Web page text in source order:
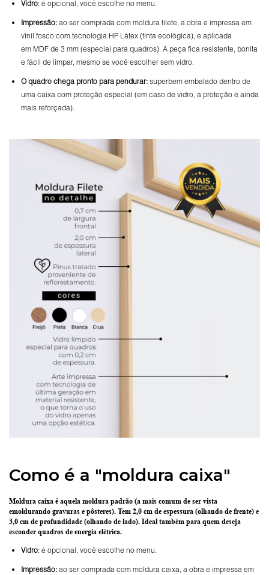
Vidro: é opcional, você escolhe no menu.
Impressão: ao ser comprada com moldura filete, a obra é impressa em
vinil fosco com tecnologia HP Látex (tinta ecológica), e aplicada
em MDF de 3 mm (especial para quadros). A peça fica resistente, bonita
e fácil de limpar, mesmo se você escolher sem vidro.
Oquadro chega pronto para pendurar: superbem embalado dentro de
uma caixa com proteção especial (em caso de vidro, a proteção é ainda
mais reforçada).
Como é a "moldura caixa"
Moldura caixa é aquela moldura padrão (a mais comum de ser vista
emoldurando gravuras e pôsteres). Tem 2,0 cm de espessura (olhando de frente) e
3,0 cm de profundidade (olhando de lado). Ideal também para quem deseja
esconder quadros de energia elétrica.
Vidro: é opcional, você escolhe no menu.
Impressão: ao ser comprada com moldura caixa, a obra é impressa em